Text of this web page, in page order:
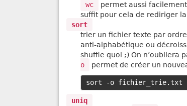
wc
permet aussi
suffit pour cela de rediriger la
sort
trier un fichier texte par
anti-alphabétique ou
shuffle quoi ;) On n’oubliera
o
permet de créer un
uniq